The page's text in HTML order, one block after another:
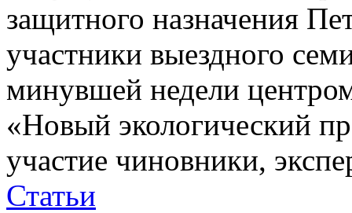
защитного назначения
участники выездного
минувшей недели
«Новый экологический
участие чиновники,
Статьи